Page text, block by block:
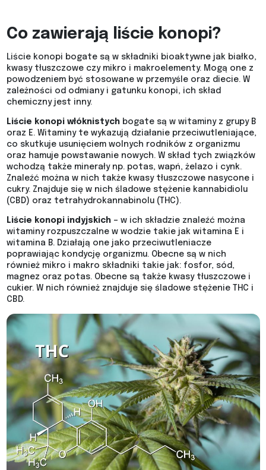
Co zawierają liście konopi?
Liście konopi bogate są w składniki bioaktywne jak białko,
kwasy tłuszczowe czy mikro i makroelementy. Mogą one z
powodzeniem być stosowane w przemyśle oraz diecie. W
zależności od odmiany i gatunku konopi, ich skład
chemiczny jest inny.
Liście konopi włóknistychbogate są w witaminy z grupy B
oraz E. Witaminy te wykazują działanie przeciwutleniające,
co skutkuje usunięciem wolnych rodników z organizmu
oraz hamuje powstawanie nowych. W skład tych związków
wchodzą także minerały np. potas, wapń, żelazo i cynk.
Znaleźć można w nich także kwasy tłuszczowe nasycone i
cukry. Znajduje się w nich śladowe stężenie kannabidiolu
(CBD) oraz tetrahydrokannabinolu (THC).
Liście konopi indyjskich– w ich składzie znaleźć można
witaminy rozpuszczalne w wodzie takie jak witamina E i
witamina B. Działają one jako przeciwutleniacze
poprawiając kondycję organizmu. Obecne są w nich
również mikro i makro składniki takie jak: fosfor, sód,
magnez oraz potas. Obecne są także kwasy tłuszczowe i
cukier. W nich również znajduje się śladowe stężenie THC i
CBD.